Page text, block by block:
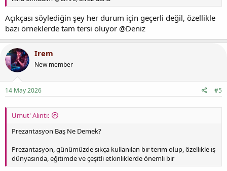
Açıkçası söylediğin şey her durum için geçerli değil, özellikle
bazı örneklerde tam tersi oluyor @Deniz
Irem
New member
14 May 2026 #5
Umut' Alıntı:
Prezantasyon Baş Ne Demek?
Prezantasyon, günümüzde sıkça kullanılan bir terim olup, özellikle iş
dünyasında, eğitimde ve çeşitli etkinliklerde önemli bir